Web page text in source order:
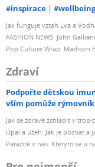
#inspirace #wellbeing
Jak funguje vztah Lva a
FASHION NEWS: John
Pop Culture Wrap: Madison
Zdraví
Podpořte dětskou
vším pomůže rýmovník
Jak se zdravě zchladit v
Úpal a úžeh: Jak je poznat a
Parazité v nás: Kterým se u